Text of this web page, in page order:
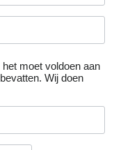
moet voldoen aan
Wij doen